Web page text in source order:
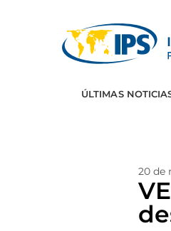
ÚLTIMAS
20 de